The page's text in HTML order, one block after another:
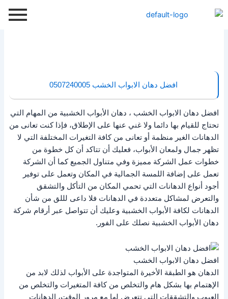
إلى
افضل دهان الابواب الخشب 0507240005
افضل دهان الابواب الخشب ، دهان الأبواب الخشبية من المهام التي
تحتاج للقيام بها دائما ولا غني عنها على الإطلاق، فإذا كنت تعانى من
الدهانات الغير منظمة أو تعانى من كافة التغيرات المختلفة التي لا
تظهر جمال ولمعان الأبواب، فعليك أن تتاكد أن كل خطوة من
خطوات عمل الشركة مميزة وفي متناول الجميع كما أن الشركة
تعمل على إضافة اللمسة الجمالية في المكان وتعمل على توفير
أجود أنواع الدهانات التي تحمي المكان من التأكل والتشقق
والتعرض لمشاكل متعددة في الدهانات فلا داعى لللق من شأن
الدهانات لكافة الأبواب الخشبية وعليك أن تتواصل عبر أرقام شركة
دهان الأبواب الخشبية نصلك على الفور.
افضل دهان الابواب الخشب
الدهان هو الطبقة الأخيرة المتواجدة على الأبواب لذلك لابد من
الإهتمام بها بشكل هام والتخلص من كافة المتغيرات والتخلص من
العيوب والتشققات التى تتعرض لها مع مرور الوقت، الدهانات